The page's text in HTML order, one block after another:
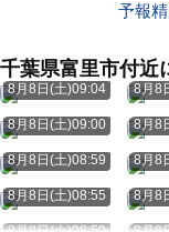
予報
千葉県富里市付近
8月8日(土)09:04 8月8
8月8日(土)09:00 8月8
8月8日(土)08:59 8月8
8月8日(土)08:55 8月8